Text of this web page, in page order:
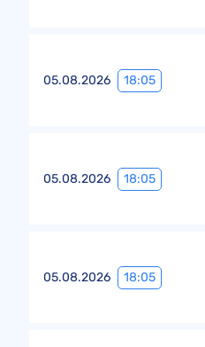
05.08.2026 18:05
05.08.2026 18:05
05.08.2026 18:05